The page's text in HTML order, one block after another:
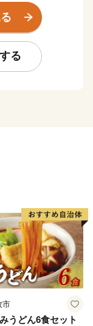
にぎわいぶりを
伝えています。
なってから
る
市
うどん6食セット